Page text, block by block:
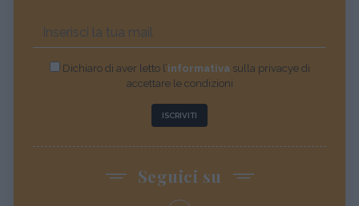
Dichiaro di aver letto l’informativa sulla privacye di
accettare le condizioni
ISCRIVITI
Seguici su